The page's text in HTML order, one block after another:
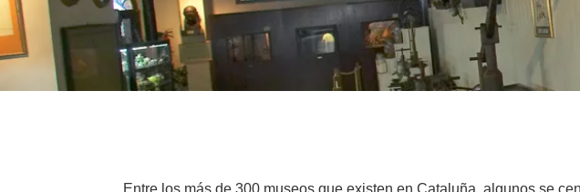
Entre los más de 300 museos que existen en Cataluña, algunos se